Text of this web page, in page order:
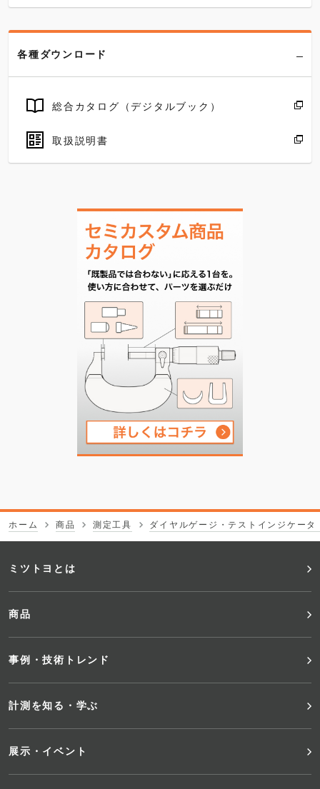
各種ダウンロード
総合カタログ（デジタルブック）
取扱説明書
ホーム 商品 測定工具 ダイヤルゲージ・テストインジケー
フ
ッ
タ
ー
メ
ュ
ミツトヨとは
商品
事例・技術トレンド
計測を知る・学ぶ
展示・イベント